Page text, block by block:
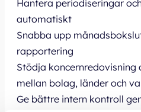
Hantera periodiseringar
automatiskt
Snabba upp
rapportering
Stödja koncernredovisning
mellan bolag, länder och
Ge bättre intern kontroll